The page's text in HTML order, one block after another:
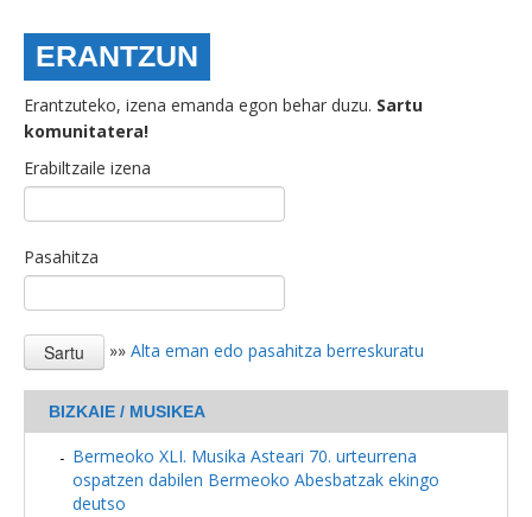
ERANTZUN
Erantzuteko, izena emanda egon behar duzu. Sartu
komunitatera!
Erabiltzaile izena
Pasahitza
»» Alta eman edo pasahitza berreskuratu
BIZKAIE / MUSIKEA
Bermeoko XLI. Musika Asteari 70. urteurrena
ospatzen dabilen Bermeoko Abesbatzak ekingo
deutso